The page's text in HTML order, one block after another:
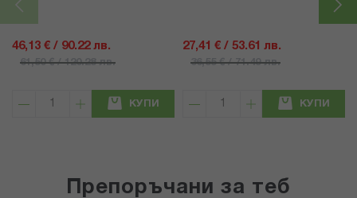
46,13 € / 90.22 лв.
61,50 € / 120.28 лв.
КУПИ
27,41 € / 53.61 лв.
36,55 € / 71.49 лв.
КУПИ
Препоръчани за теб